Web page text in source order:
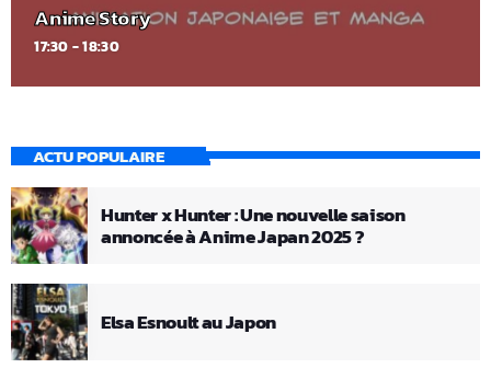
Anime Story
17:30 - 18:30
ACTU POPULAIRE
Hunter x Hunter : Une nouvelle saison
annoncée à Anime Japan 2025 ?
Elsa Esnoult au Japon